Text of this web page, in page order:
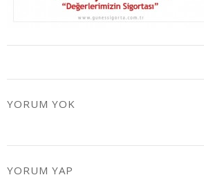
YORUM YOK
YORUM YAP